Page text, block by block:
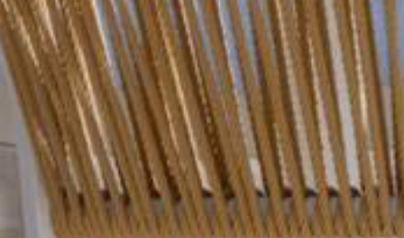
ΑΡΧΙΚΉ ΣΕΛΊΔΑ